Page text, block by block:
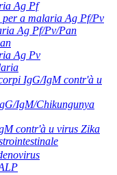
Ag Pf
per a malaria Ag Pf/Pv
Ag Pf/Pv/Pan
Ag Pv
IgG/IgM contr'à u
IgM/Chikungunya
contr'à u virus Zika